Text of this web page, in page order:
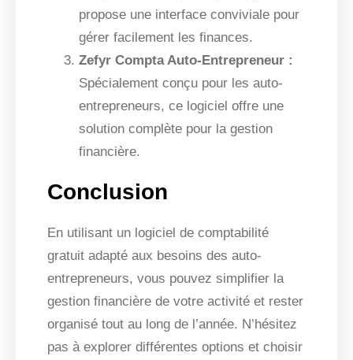
propose une interface conviviale pour
gérer facilement les finances.
Zefyr Compta Auto-Entrepreneur :
Spécialement conçu pour les auto-
entrepreneurs, ce logiciel offre une
solution complète pour la gestion
financière.
Conclusion
En utilisant un logiciel de comptabilité
gratuit adapté aux besoins des auto-
entrepreneurs, vous pouvez simplifier la
gestion financière de votre activité et rester
organisé tout au long de l’année. N’hésitez
pas à explorer différentes options et choisir